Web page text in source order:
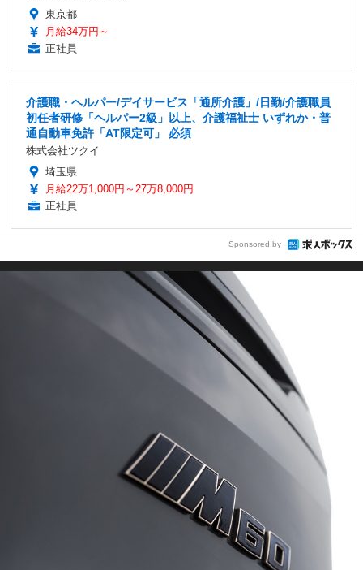
東京都
月給34万円～
正社員
介護職・ヘルパー/デイサービス「通所介護」/日勤/介護職員
初任者研修「ヘルパー2級」以上、介護福祉士 いずれか・普
通自動車免許「AT限定可」 必須
株式会社ツクイ
埼玉県
月給22万1,000円～27万8,000円
正社員
Sponsored by